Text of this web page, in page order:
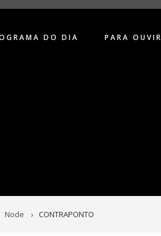
DO DIA PARA OUVIR
Node CONTRAPONTO